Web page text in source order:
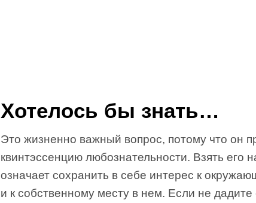
Хотелось бы знать…
Это жизненно важный вопрос, потому что он
квинтэссенцию любознательности. Взять его
означает сохранить в себе интерес к
и к собственному месту в нем. Если не